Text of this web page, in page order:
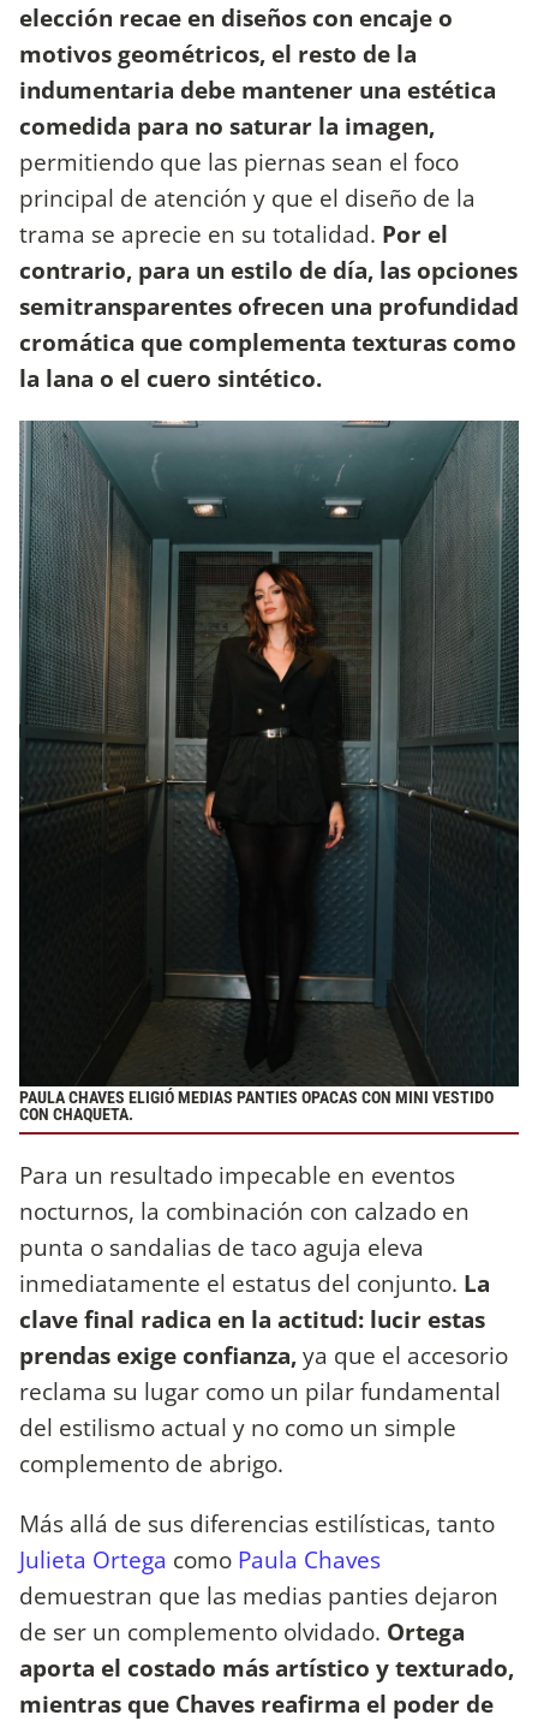
elección recae en diseños con encaje o
motivos geométricos, el resto de la
indumentaria debe mantener una estética
comedida para no saturar la imagen,
permitiendo que las piernas sean el foco
principal de atención y que el diseño de la
trama se aprecie en su totalidad. Por el
contrario, para un estilo de día, las opciones
semitransparentes ofrecen una profundidad
cromática que complementa texturas como
la lana o el cuero sintético.
PAULA CHAVES ELIGIÓ MEDIAS PANTIES OPACAS CON MINI VESTIDO
CON CHAQUETA.
Para un resultado impecable en eventos
nocturnos, la combinación con calzado en
punta o sandalias de taco aguja eleva
inmediatamente el estatus del conjunto. La
clave final radica en la actitud: lucir estas
prendas exige confianza,ya que el accesorio
reclama su lugar como un pilar fundamental
del estilismo actual y no como un simple
complemento de abrigo.
Más allá de sus diferencias estilísticas, tanto
Julieta Ortega como Paula Chaves
demuestran que las medias panties dejaron
de ser un complemento olvidado. Ortega
aporta el costado más artístico y texturado,
mientras que Chaves reafirma el poder de